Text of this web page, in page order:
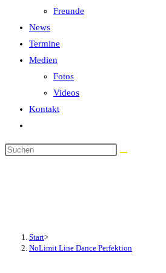
Freunde
News
Termine
Medien
Fotos
Videos
Kontakt
umschalten
Start>
NoLimit Line Dance Perfektion